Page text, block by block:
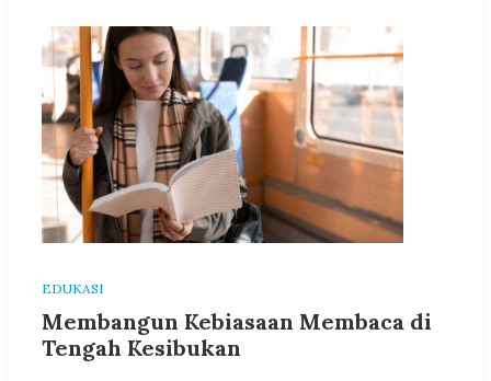
EDUKASI
Membangun Kebiasaan Membaca di
Tengah Kesibukan